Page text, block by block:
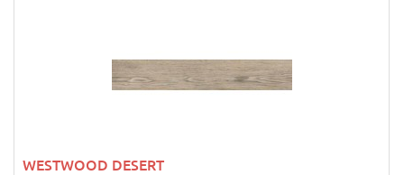
WESTWOOD DESERT